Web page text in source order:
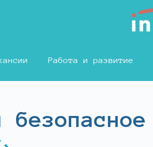
Работа и развитие
безопасное